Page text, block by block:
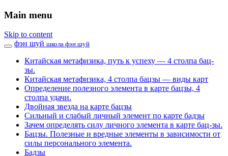
Main menu
Skip to content
фэн шуй школа фэн шуй
Китайская метафизика, путь к успеху — 4 столпа бац-
зы.
Китайская метафизика, 4 столпа бацзы — виды карт
Определение полезного элемента в карте бацзы, 4
столпа удачи.
Двойная звезда на карте бацзы
Сильный и слабый личный элемент по карте бадзы
Зачем определять силу личного элемента в карте бац-зы.
Бацзы. Полезные и вредные элементы в зависимости от
силы персонального элемента.
Бадзы